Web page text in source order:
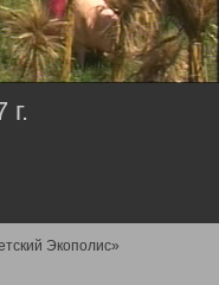
Экополис»
г.